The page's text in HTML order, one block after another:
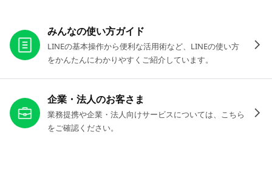
みんなの使い方ガイド
LINEの基本操作から便利な活用術など、LINEの使い方
をかんたんにわかりやすくご紹介しています。
企業・法人のお客さま
業務提携や企業・法人向けサービスについては、こちら
をご確認ください。